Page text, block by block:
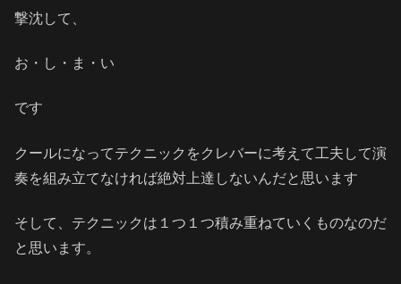
撃沈して、
お・し・ま・い
です
クールになってテクニックをクレバーに考えて工夫して演
奏を組み立てなければ絶対上達しないんだと思います
そして、テクニックは１つ１つ積み重ねていくものなのだ
と思います。